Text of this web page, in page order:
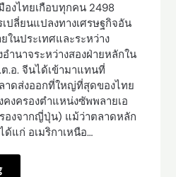
งไทยเกือบทุกคน 2498
เปลี่ยนแปลงทางเศรษฐกิจอัน
ในประเทศและระหว่าง
ำนาจระหว่างสองฝ่ายหลักใน
.อ. จีนได้เข้ามาแทนที่
าดส่งออกที่ใหญ่ที่สุดของไทย
งครองตำแหน่งซัพพลายเอ
องจากญี่ปุ่น) แม้ว่าตลาดหลัก
ด้แก่ อเมริกาเหนือ…